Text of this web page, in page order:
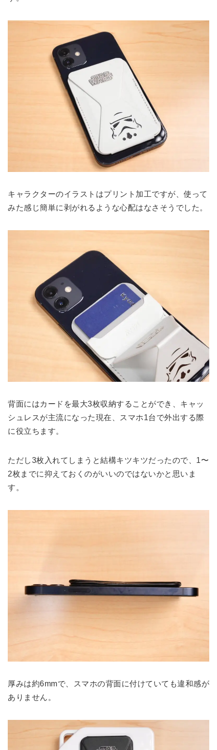
キャラクターのイラストはプリント加工ですが、使って
みた感じ簡単に剥がれるような心配はなさそうでした。
背面にはカードを最大3枚収納することができ、キャッ
シュレスが主流になった現在、スマホ1台で外出する際
に役立ちます。
ただし3枚入れてしまうと結構キツキツだったので、1〜
2枚までに抑えておくのがいいのではないかと思いま
す。
厚みは約6mmで、スマホの背面に付けていても違和感が
ありません。